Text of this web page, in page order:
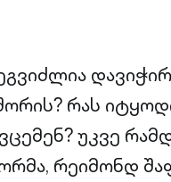
რას
უკვე
რეიმონდ